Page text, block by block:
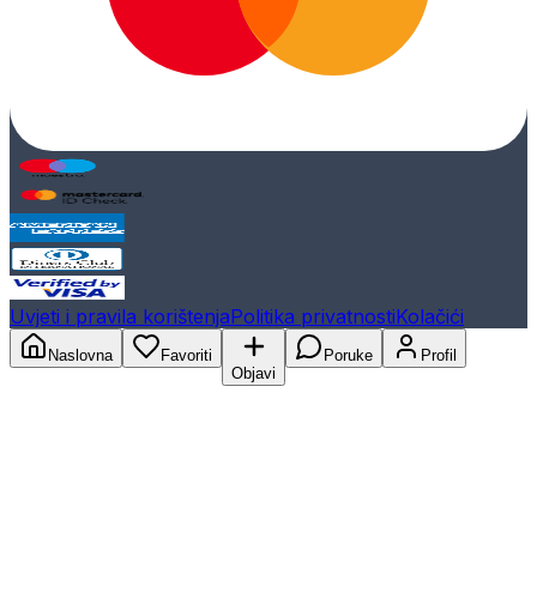
Uvjeti i pravila korištenjaPolitika privatnostiKolačići
Naslovna
Favoriti
Objavi
Poruke Profil